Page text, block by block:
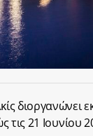
τις 21 Ιουνίου